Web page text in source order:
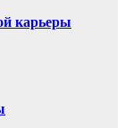
карьеры